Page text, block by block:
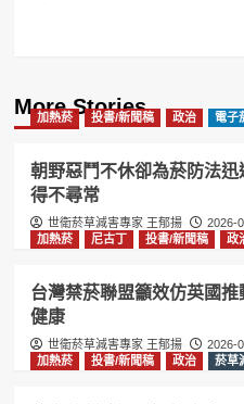
More Stories
加熱菸 投書/新聞稿 政治 電子
朝野惡鬥不休卻為菸防法
得不尋常
世衛菸草減害專家 王郁揚
2026-
加熱菸
尼古丁 投書/新聞稿 政
台灣禁菸聯盟籲效仿英國
健康
世衛菸草減害專家 王郁揚
2026-
加熱菸
投書/新聞稿 政治 菸草